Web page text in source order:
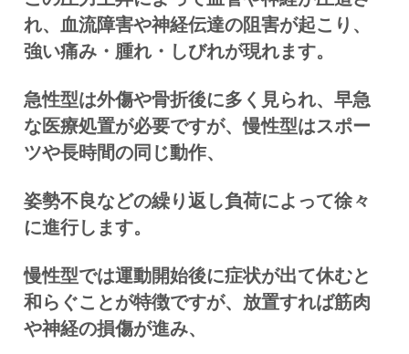
れ、血流障害や神経伝達の阻害が起こり、
強い痛み・腫れ・しびれが現れます。
急性型は外傷や骨折後に多く見られ、早急
な医療処置が必要ですが、慢性型はスポー
ツや長時間の同じ動作、
姿勢不良などの繰り返し負荷によって徐々
に進行します。
慢性型では運動開始後に症状が出て休むと
和らぐことが特徴ですが、放置すれば筋肉
や神経の損傷が進み、